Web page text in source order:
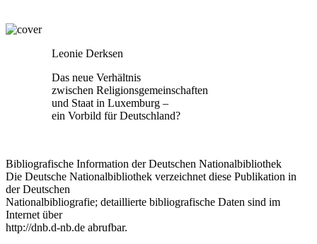
Leonie Derksen
Das neue Verhältnis
zwischen Religionsgemeinschaften
und Staat in Luxemburg –
ein Vorbild für Deutschland?
Bibliografische Information der Deutschen Nationalbibliothek
Die Deutsche Nationalbibliothek verzeichnet diese Publikation in
der Deutschen
Nationalbibliografie; detaillierte bibliografische Daten sind im
Internet über
http://dnb.d-nb.de abrufbar.